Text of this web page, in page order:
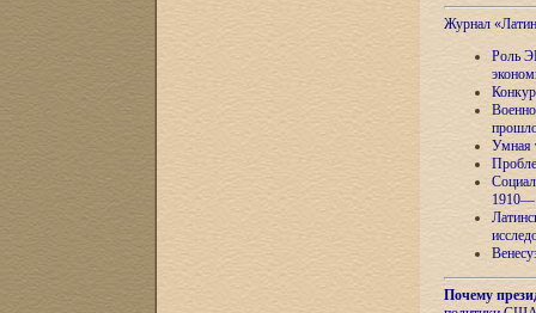
Журнал
Роль
Умная
Почему